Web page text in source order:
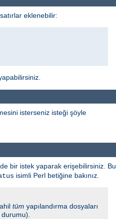
eklenebilir:
isterseniz isteği şöyle
bir istek yaparak erişebilirsiniz. Bu,
isimli Perl betiğine bakınız.
tüm yapılandırma dosyaları